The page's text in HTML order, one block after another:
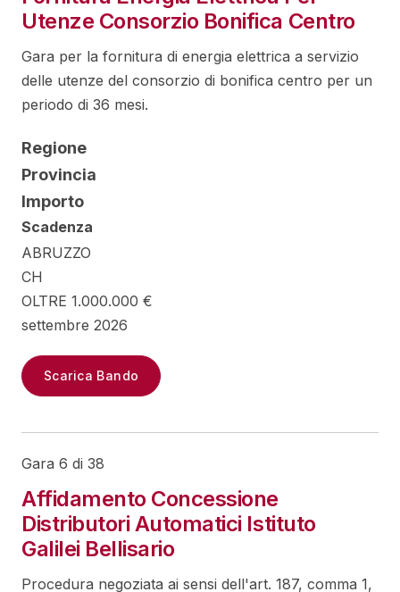
Utenze Consorzio Bonifica Centro
Gara per la fornitura di energia elettrica a servizio
delle utenze del consorzio di bonifica centro per un
periodo di 36 mesi.
Regione
Provincia
Importo
Scadenza
ABRUZZO
CH
OLTRE 1.000.000 €
settembre 2026
Scarica Bando
Gara 6 di 38
Affidamento Concessione
Distributori Automatici Istituto
Galilei Bellisario
Procedura negoziata ai sensi dell'art. 187, comma 1,